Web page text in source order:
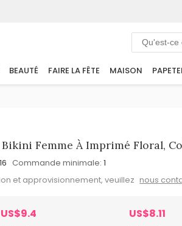
BEAUTÉ FAIRE LA FÊTE MAISON
Femme À Imprimé Floral,
Commande minimale: 1
et approvisionnement, veuillez nous
US$9.4 US$8.11